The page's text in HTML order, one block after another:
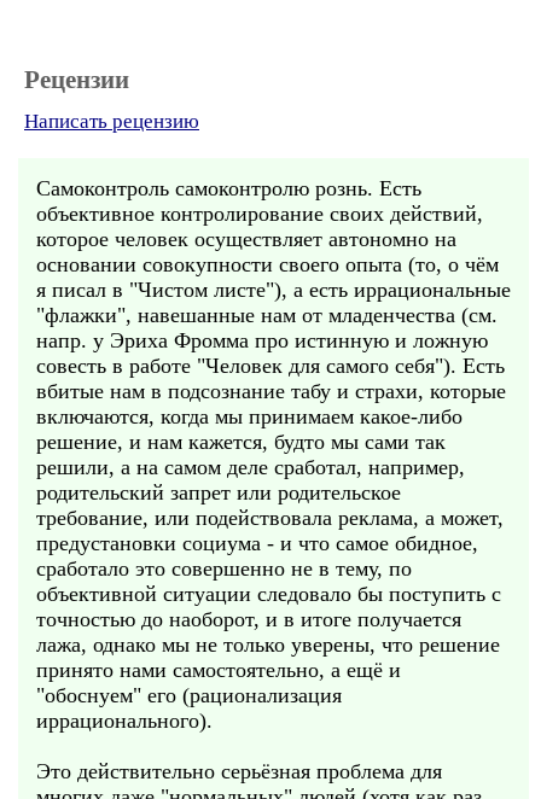
Рецензии
Написать рецензию
Самоконтроль самоконтролю рознь. Есть
объективное контролирование своих действий,
которое человек осуществляет автономно на
основании совокупности своего опыта (то, о чём
я писал в "Чистом листе"), а есть иррациональные
"флажки", навешанные нам от младенчества (см.
напр. у Эриха Фромма про истинную и ложную
совесть в работе "Человек для самого себя"). Есть
вбитые нам в подсознание табу и страхи, которые
включаются, когда мы принимаем какое-либо
решение, и нам кажется, будто мы сами так
решили, а на самом деле сработал, например,
родительский запрет или родительское
требование, или подействовала реклама, а может,
предустановки социума - и что самое обидное,
сработало это совершенно не в тему, по
объективной ситуации следовало бы поступить с
точностью до наоборот, и в итоге получается
лажа, однако мы не только уверены, что решение
принято нами самостоятельно, а ещё и
"обоснуем" его (рационализация
иррационального).
Это действительно серьёзная проблема для